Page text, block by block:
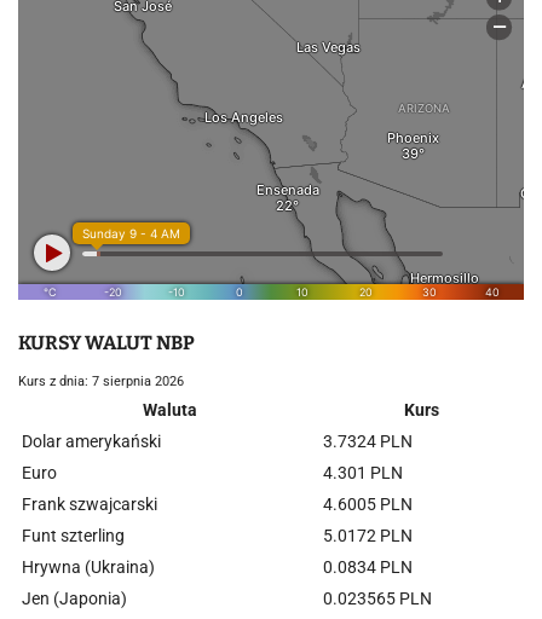
KURSY WALUT NBP
Kurs z dnia: 7 sierpnia 2026
Waluta
Kurs
Dolar amerykański
3.7324 PLN
Euro
4.301 PLN
Frank szwajcarski
4.6005 PLN
Funt szterling
5.0172 PLN
Hrywna (Ukraina)
0.0834 PLN
Jen (Japonia)
0.023565 PLN